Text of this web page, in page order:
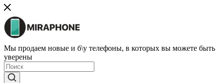
Мы продаем новые и б\у телефоны, в которых вы можете быть
уверены